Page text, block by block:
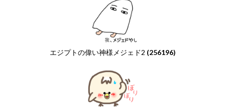
エジプトの偉い神様メジェド2 (256196)